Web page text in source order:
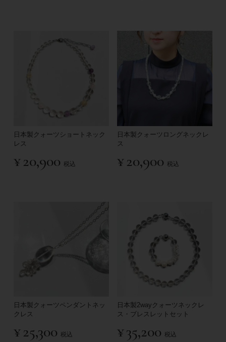
日本製クォーツショートネック
レス
¥20,900 税込
日本製クォーツロングネックレ
ス
¥20,900 税込
日本製クォーツペンダントネッ
クレス
¥25,300 税込
日本製2wayクォーツネックレ
ス・ブレスレットセット
¥35,200 税込